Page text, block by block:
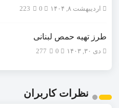
اردیبهشت ۸, ۱۴۰۴ 223
طرز تهیه حمص لبنانی
دی ۳۰, ۱۴۰۳ 277
نظرات کاربران